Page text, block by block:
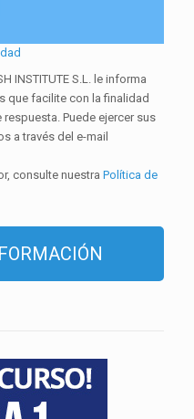
INSTITUTE S.L. le informa
que facilite con la finalidad
Puede ejercer sus
a través del e-mail
consulte nuestra Política de